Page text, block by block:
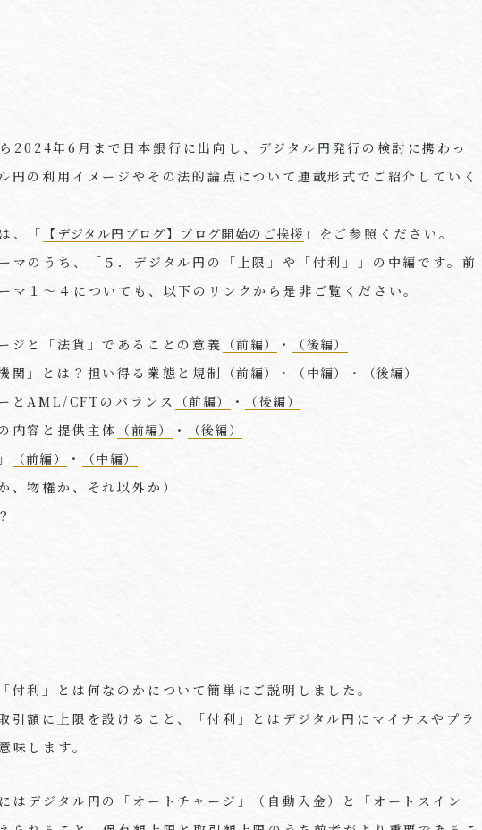
2024年6 月まで日本銀行に出向し、デジタル円発行の検討に携わっ
円の利用イメージやその法的論点について連載形式でご紹介していく
、「 【デジタル円ブログ】ブログ開始のご挨拶 」をご参照ください。
マのうち、「５．デジタル円の「上限」や「付利」」の中編です。前
マ１～４についても、以下のリンクから是非ご覧ください。
ジと「法貨」であることの意義 （前編） ・
（後編）
関」とは？担い得る業態と規制
（前編） ・ （中編） ・
（後編）
と AML/CFT のバランス （前編） ・
（後編）
内容と提供主体 （前編） ・
（後編）
（前編） ・
（中編）
、物権か、それ以外か）
付利」とは何なのかについて簡単にご説明しました。
引額に上限を設けること、「付利」とはデジタル円にマイナスやプラ
味します。
はデジタル円の「オートチャージ」（自動入金）と「オートスイン